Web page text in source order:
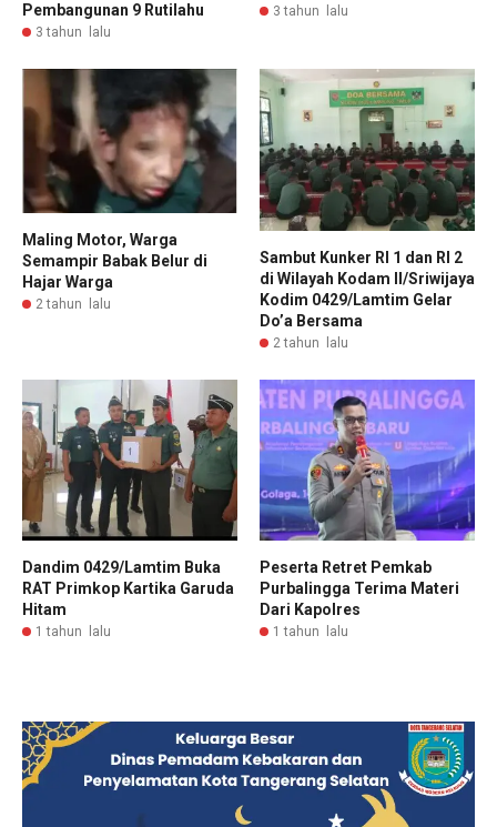
Pembangunan 9 Rutilahu
3 tahun lalu
3 tahun lalu
Maling Motor, Warga
Semampir Babak Belur di
Hajar Warga
2 tahun lalu
Sambut Kunker RI 1 dan RI 2
di Wilayah Kodam II/Sriwijaya
Kodim 0429/Lamtim Gelar
Do’a Bersama
2 tahun lalu
Dandim 0429/Lamtim Buka
RAT Primkop Kartika Garuda
Hitam
1 tahun lalu
Peserta Retret Pemkab
Purbalingga Terima Materi
Dari Kapolres
1 tahun lalu